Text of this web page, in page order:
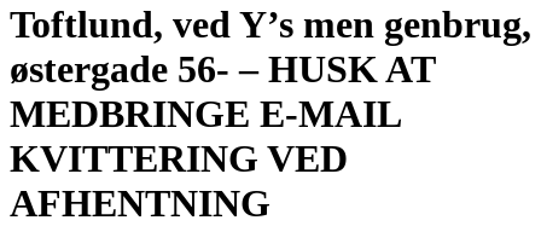
Toftlund, ved Y’s men genbrug,
østergade 56- – HUSK AT
MEDBRINGE E-MAIL
KVITTERING VED
AFHENTNING